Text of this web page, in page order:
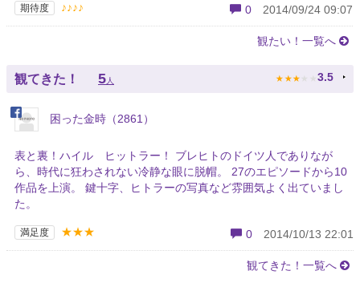
期待度 ♪♪♪♪ 0 2014/09/24 09:07
観たい！一覧へ
観てきた！ 5 人 ★ ★ ★ ★ ★ 3.5
困った金時（2861）
表と裏！ハイル ヒットラー！ ブレヒトのドイツ人でありなが
ら、時代に狂わされない冷静な眼に脱帽。 27のエピソードから10
作品を上演。 鍵十字、ヒトラーの写真など雰囲気よく出ていまし
た。
満足度 ★★★ 0 2014/10/13 22:01
観てきた！一覧へ